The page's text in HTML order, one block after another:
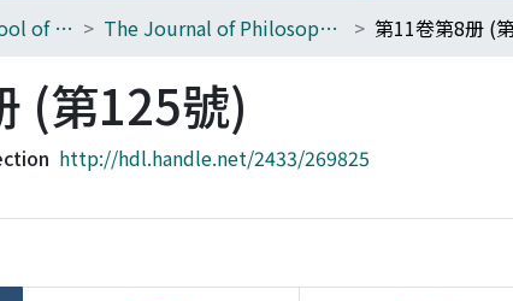
010_Graduate School of Letters The Journal of Philosophical Studies 第11卷第8册 (
(第125號)
http://hdl.handle.net/2433/269825